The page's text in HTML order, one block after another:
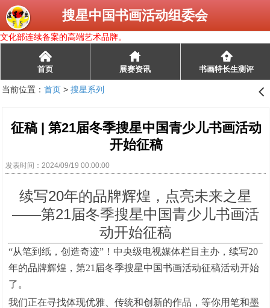
搜星中国书画活动组委会
文化部连续备案的高端艺术品牌。
󰄫
首页 展赛资讯 书画特长生测评
当前位置： 首页> 搜星系列 󰊒
征稿 | 第21届冬季搜星中国青少儿书画活动
开始征稿
发表时间：2024/09/19 00:00:00
续写20年的品牌辉煌， 点亮未来之星
——第21届冬季搜星中国青少儿书画活
动开始征稿
“从笔到纸，创造奇迹”！中央级电视媒体栏目主办，续写20
年的品牌辉煌，第21届冬季搜星中国书画活动征稿活动开始
了。
我们正在寻找体现优雅、传统和创新的作品，等你用笔和墨